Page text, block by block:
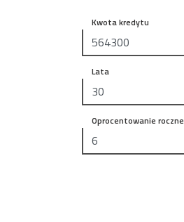
Kwota kredytu
Lata
Oprocentowanie roczne